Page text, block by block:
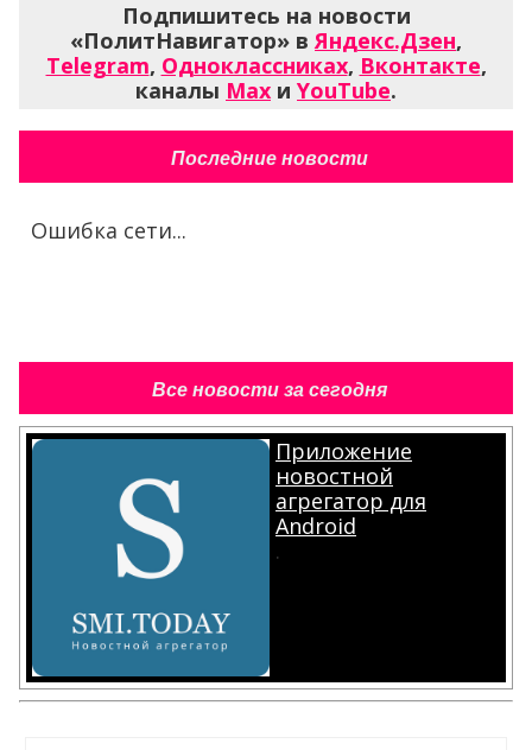
Подпишитесь на новости
«ПолитНавигатор» вЯндекс.Дзен,
Telegram, Одноклассниках, Вконтакте,
каналы Max и YouTube.
Последние новости
Ошибка сети...
Все новости за сегодня
Приложение
новостной
агрегатор для
Android
.